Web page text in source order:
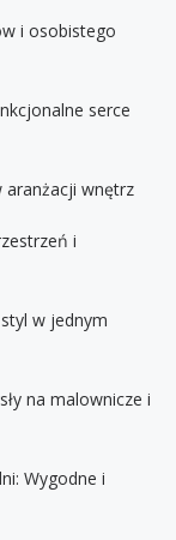
i osobistego
serce
aranżacji wnętrz
i
w jednym
na malownicze i
Wygodne i